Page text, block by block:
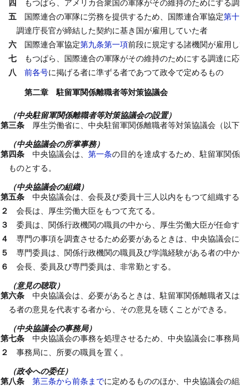
五 国際連合の軍隊に労務を提供するため、国際連合軍協定第
調達庁長官が締結した契約に基き国が雇用していた者
六 国際連合軍協定第九条第一項前段に規定する諸機関が雇用
七
もつぱら、国際連合の軍隊がその維持のためにする調達に
八 前各号に掲げる者に準ずる者であつて政令で定めるもの
第二章 駐留軍関係離職者等対策協議会
（中央駐留軍関係離職者等対策協議会の設置）
第三条 厚生労働省に、中央駐留軍関係離職者等対策協議会（以
（中央協議会の所掌事務）
第四条 中央協議会は、 第一条の目的を達成するため、駐留軍関
ものとする。
（中央協議会の組織）
第五条 中央協議会は、会長及び委員十三人以内をもつて組織する
２ 会長は、厚生労働大臣をもつて充てる。
３ 委員は、関係行政機関の職員の中から、厚生労働大臣が任命す
４ 専門の事項を調査させるため必要があるときは、中央協議会
５ 専門委員は、関係行政機関の職員及び学識経験がある者の中
６ 会長、委員及び専門委員は、非常勤とする。
（意見の聴取）
第六条 中央協議会は、必要があるときは、駐留軍関係離職者又は
る者の意見を代表する者から、その意見を聴くことができる。
（中央協議会の事務局）
第七条 中央協議会の事務を処理させるため、中央協議会に事務局
２ 事務局に、所要の職員を置く。
（政令への委任）
第八条 第三条から前条までに定めるもののほか、中央協議会の